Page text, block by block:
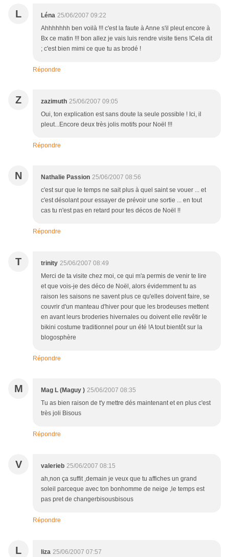
L Léna 25/06/2007 09:22
Ahhhhhhh ben voilà !!! c'est la faute à Anne s'il pleut encore à
Bx ce matin !!! bon allez je vais luis rendre visite tiens !Cela dit
; c'est bien mimi ce que tu as brodé !
Répondre
Z zazimuth 25/06/2007 09:05
Oui, ton explication est sans doute la seule possible ! Ici, il
pleut...Encore deux très jolis motifs pour Noël !!!
Répondre
N Nathalie Passion 25/06/2007 08:56
c'est sur que le temps ne sait plus à quel saint se vouer ... et
c'est désolant pour essayer de prévoir une sortie ... en tout
cas tu n'est pas en retard pour tes décos de Noël !!
Répondre
T trinity 25/06/2007 08:49
Merci de ta visite chez moi, ce qui m'a permis de venir te lire
et que vois-je des déco de Noël, alors évidemment tu as
raison les saisons ne savent plus ce qu'elles doivent faire, se
couvrir d'un manteau d'hiver pour que les brodeuses mettent
en avant leurs broderies hivernales ou doivent elle revêtir le
bikini costume traditionnel pour un été !A tout bientôt sur la
blogosphère
Répondre
M Mag L (Maguy ) 25/06/2007 08:35
Tu as bien raison de t'y mettre dés maintenant et en plus c'est
très joli Bisous
Répondre
V valerieb 25/06/2007 08:15
ah,non ça suffit ,demain je veux que tu affiches un grand
soleil parceque avec ton bonhomme de neige ,le temps est
pas pret de changerbisousbisous
Répondre
L liza 25/06/2007 07:57